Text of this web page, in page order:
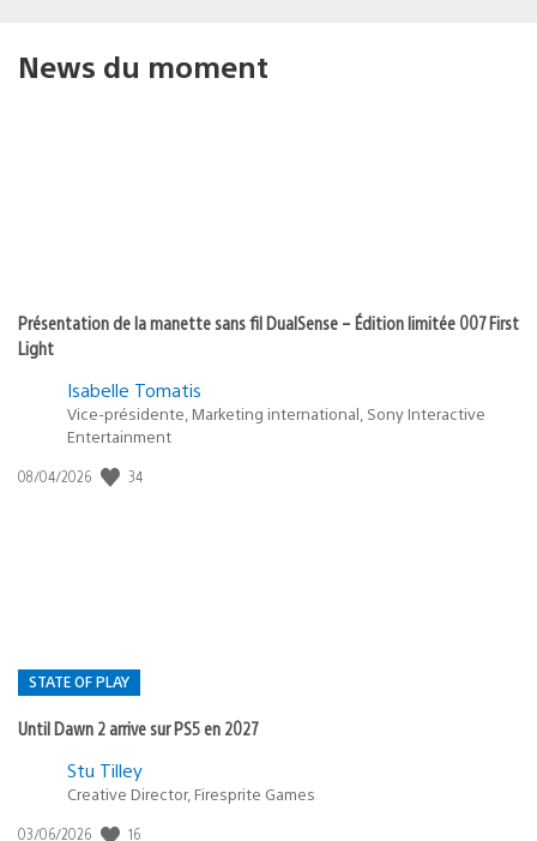
News du moment
Présentation de la manette sans fil DualSense – Édition limitée 007 First
Light
Isabelle Tomatis
Vice-présidente, Marketing international, Sony Interactive
Entertainment
Date
08/04/2026 34
STATE OF PLAY
Until Dawn 2 arrive sur PS5 en 2027
Postée
:
Stu Tilley
Creative Director, Firesprite Games
Date
03/06/2026 16